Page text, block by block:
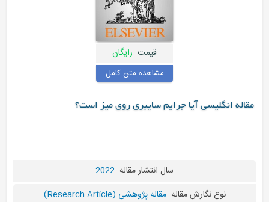
قیمت: رایگان
مشاهده متن کامل
مقاله انگلیسی آیا جرایم سایبری روی میز است؟
سال انتشار مقاله: 2022
نوع نگارش مقاله:مقاله پژوهشی (Research Article)